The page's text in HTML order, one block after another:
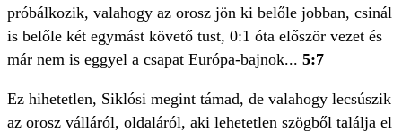
próbálkozik, valahogy az orosz jön ki belőle jobban, csinál
is belőle két egymást követő tust, 0:1 óta először vezet és
már nem is eggyel a csapat Európa-bajnok... 5:7
Ez hihetetlen, Siklósi megint támad, de valahogy lecsúszik
az orosz válláról, oldaláról, aki lehetetlen szögből találja el